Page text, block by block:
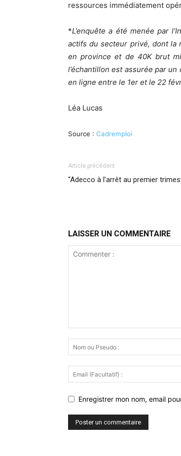
ressources immédiatement
*L’enquête a été menée par
actifs du secteur privé, dont la
en province et de 40K brut
l’échantillon est assurée par
en ligne entre le 1er et le 22
Léa Lucas
Source : Cadremploi
Article précédent
“Adecco à l’arrêt au premier
LAISSER UN COMMENTAIRE
Enregistrer mon nom, email